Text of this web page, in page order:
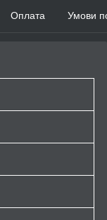
Оплата Умови